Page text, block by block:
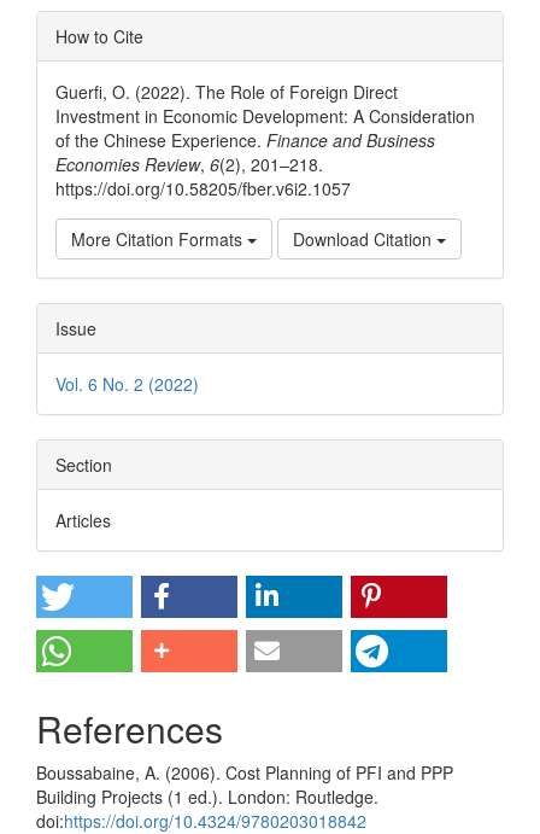
Article
Details
How to Cite
Guerfi, O. (2022). The Role of Foreign Direct
Investment in Economic Development: A Consideration
of the Chinese Experience. Finance and Business
Economies Review, 6(2), 201–218.
https://doi.org/10.58205/fber.v6i2.1057
More Citation Formats Download Citation
Issue
Vol. 6 No. 2 (2022)
Section
Articles
References
Boussabaine, A. (2006). Cost Planning of PFI and PPP
Building Projects (1 ed.). London: Routledge.
doi:https://doi.org/10.4324/9780203018842